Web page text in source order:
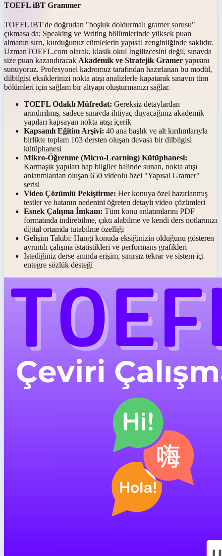
TOEFL iBT Grammer
TOEFL iBT'de doğrudan "boşluk doldurmalı gramer sorusu"
çıkmasa da; Speaking ve Writing bölümlerinde yüksek puan
almanın sırrı, kurduğunuz cümlelerin yapısal zenginliğinde saklıdır.
UzmanTOEFL.com olarak, klasik okul İngilizcesini değil, sınavda
size puan kazandıracak Akademik ve Stratejik Gramer yapısını
sunuyoruz. Profesyonel kadromuz tarafından hazırlanan bu modül,
dilbilgisi eksiklerinizi nokta atışı analizlerle kapatarak sınavın tüm
bölümleri için sağlam bir altyapı oluşturmanızı sağlar.
TOEFL Odaklı Müfredat: Gereksiz detaylardan
arındırılmış, sadece sınavda ihtiyaç duyacağınız akademik
yapıları kapsayan nokta atışı içerik
Kapsamlı Eğitim Arşivi: 40 ana başlık ve alt kırılımlarıyla
birlikte toplam 103 dersten oluşan devasa bir dilbilgisi
kütüphanesi
Mikro-Öğrenme (Micro-Learning) Kütüphanesi:
Karmaşık yapıları hap bilgiler halinde sunan, nokta atışı
anlatımlardan oluşan 650 videolu özel "Yapısal Gramer"
serisi
Video Çözümlü Pekiştirme: Her konuya özel hazırlanmış
testler ve hatanın nedenini öğreten detaylı video çözümleri
Esnek Çalışma İmkanı: Tüm konu anlatımlarını PDF
formatında indirebilme, çıktı alabilme ve kendi ders notlarınızı
dijital ortamda tutabilme özelliği
Gelişim Takibi: Hangi konuda eksiğinizin olduğunu gösteren
ayrıntılı çalışma istatistikleri ve performans grafikleri
İstediğiniz derse anında erişim, sınırsız tekrar ve sistem içi
entegre sözlük desteği